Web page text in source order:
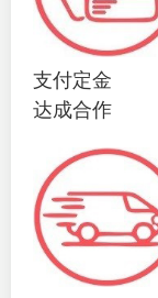
支付定金
达成合作